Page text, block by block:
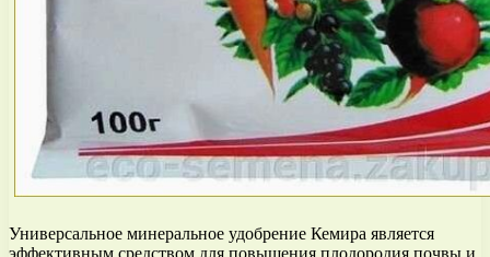
Универсальное минеральное удобрение Кемира является
эффективным средством для повышения плодородия почвы и